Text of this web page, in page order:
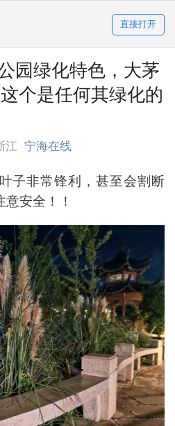
直接打开
园绿化特色，大茅
个是任何其绿化的
江 宁海在线
子非常锋利，甚至会割断
安全！！